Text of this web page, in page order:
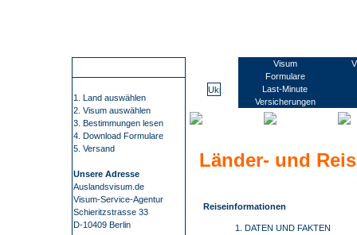
1. Land auswählen
2. Visum auswählen
3. Bestimmungen lesen
4. Download Formulare
5. Versand
Unsere Adresse
Auslandsvisum.de
Visum-Service-Agentur
Schieritzstrasse 33
D-10409 Berlin
Visum
Formulare
Last-Minute
Versicherungen
Länder- und
Reiseinformationen
1. DATEN UND FAKTEN